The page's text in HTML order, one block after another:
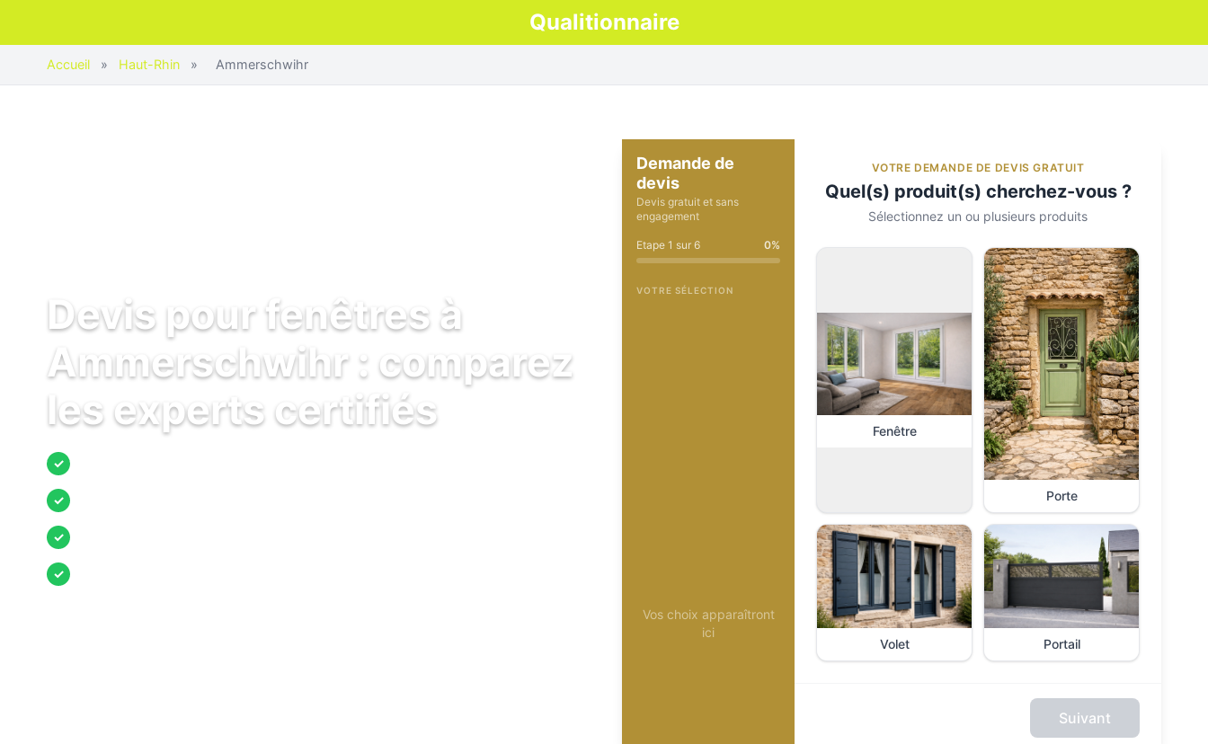
Qualitionnaire
Accueil » Haut-Rhin » Ammerschwihr
Devis pour fenêtres à
Ammerschwihr : comparez
les experts certifiés
✓
✓
✓
✓
Demande de
devis
Devis gratuit et sans
engagement
Etape 1 sur 6 0%
VOTRE SÉLECTION
Vos choix apparaîtront
ici
VOTRE DEMANDE DE DEVIS GRATUIT
Quel(s) produit(s) cherchez-vous ?
Sélectionnez un ou plusieurs produits
Fenêtre
Porte
Volet Portail
Suivant